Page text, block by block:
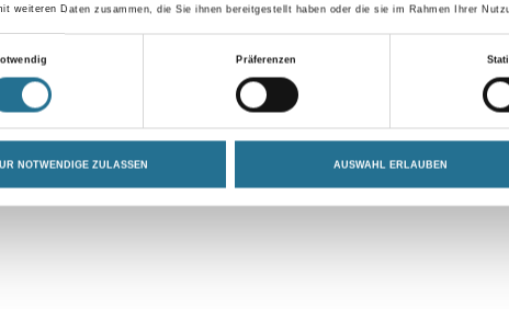
weiteren Daten zusammen, die Sie ihnen bereitgestellt haben oder die sie im Rahmen Ihrer
Präferenzen
NOTWENDIGE ZULASSEN AUSWAHL ERLAUBEN